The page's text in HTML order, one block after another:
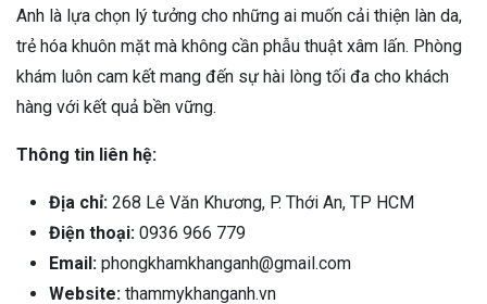
Anh là lựa chọn lý tưởng cho những ai muốn cải thiện làn da,
trẻ hóa khuôn mặt mà không cần phẫu thuật xâm lấn. Phòng
khám luôn cam kết mang đến sự hài lòng tối đa cho khách
hàng với kết quả bền vững.
Thông tin liên hệ:
Địa chỉ: 268 Lê Văn Khương, P. Thới An, TP HCM
Điện thoại: 0936 966 779
Email: phongkhamkhanganh@gmail.com
Website: thammykhanganh.vn